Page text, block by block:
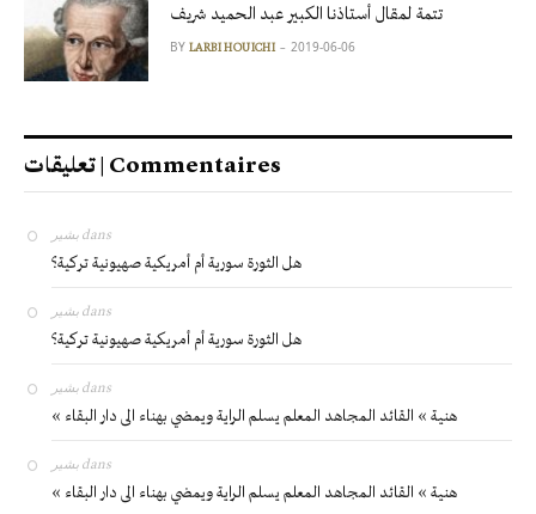
تتمة لمقال أستاذنا الكبير عبد الحميد شريف
BY LARBI HOUICHI 2019-06-06
تعليقات | Commentaires
بشير dans
هل الثورة سورية أم أمريكية صهيونية تركية؟
بشير dans
هل الثورة سورية أم أمريكية صهيونية تركية؟
بشير dans
« هنية » القائد المجاهد المعلم يسلم الراية ويمضي بهناء الى دار البقاء
بشير dans
« هنية » القائد المجاهد المعلم يسلم الراية ويمضي بهناء الى دار البقاء